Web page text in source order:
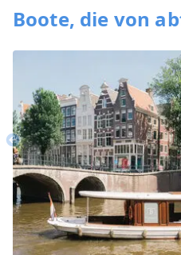
Boote, die von
Previous